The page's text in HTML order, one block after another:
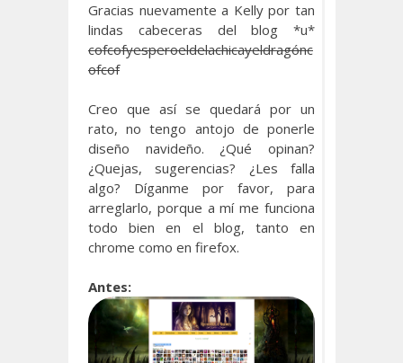
Gracias nuevamente a Kelly por tan
lindas cabeceras del blog *u*
cofcofyesperoeldelachicayeldragónc
ofcof
Creo que así se quedará por un
rato, no tengo antojo de ponerle
diseño navideño. ¿Qué opinan?
¿Quejas, sugerencias? ¿Les falla
algo? Díganme por favor, para
arreglarlo, porque a mí me funciona
todo bien en el blog, tanto en
chrome como en firefox.
Antes: